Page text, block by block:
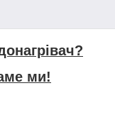
ми!